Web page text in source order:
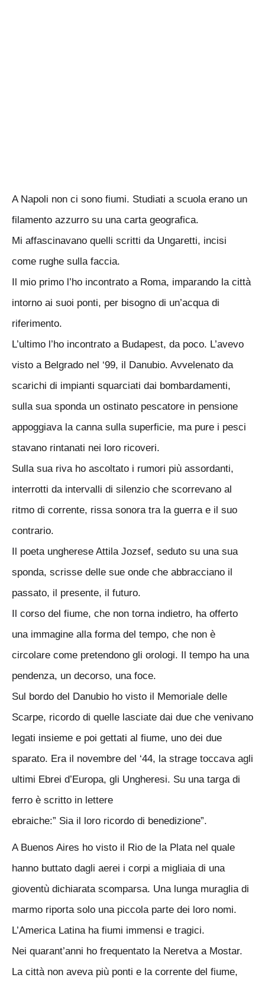
A Napoli non ci sono fiumi. Studiati a scuola erano un
filamento azzurro su una carta geografica.
Mi affascinavano quelli scritti da Ungaretti, incisi
come rughe sulla faccia.
Il mio primo l’ho incontrato a Roma, imparando la città
intorno ai suoi ponti, per bisogno di un’acqua di
riferimento.
L’ultimo l’ho incontrato a Budapest, da poco. L’avevo
visto a Belgrado nel ‘99, il Danubio. Avvelenato da
scarichi di impianti squarciati dai bombardamenti,
sulla sua sponda un ostinato pescatore in pensione
appoggiava la canna sulla superficie, ma pure i pesci
stavano rintanati nei loro ricoveri.
Sulla sua riva ho ascoltato i rumori più assordanti,
interrotti da intervalli di silenzio che scorrevano al
ritmo di corrente, rissa sonora tra la guerra e il suo
contrario.
Il poeta ungherese Attila Jozsef, seduto su una sua
sponda, scrisse delle sue onde che abbracciano il
passato, il presente, il futuro.
Il corso del fiume, che non torna indietro, ha offerto
una immagine alla forma del tempo, che non è
circolare come pretendono gli orologi. Il tempo ha una
pendenza, un decorso, una foce.
Sul bordo del Danubio ho visto il Memoriale delle
Scarpe, ricordo di quelle lasciate dai due che venivano
legati insieme e poi gettati al fiume, uno dei due
sparato. Era il novembre del ‘44, la strage toccava agli
ultimi Ebrei d’Europa, gli Ungheresi. Su una targa di
ferro è scritto in lettere
ebraiche:” Sia il loro ricordo di benedizione”.
A Buenos Aires ho visto il Rio de la Plata nel quale
hanno buttato dagli aerei i corpi a migliaia di una
gioventù dichiarata scomparsa. Una lunga muraglia di
marmo riporta solo una piccola parte dei loro nomi.
L’America Latina ha fiumi immensi e tragici.
Nei quarant’anni ho frequentato la Neretva a Mostar.
La città non aveva più ponti e la corrente del fiume,